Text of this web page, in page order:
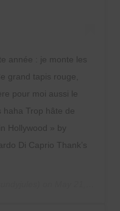
année : je monte les
grand tapis rouge,
pour moi aussi le
haha Trop hâte de
Hollywood » by
Di Caprio Thank’s